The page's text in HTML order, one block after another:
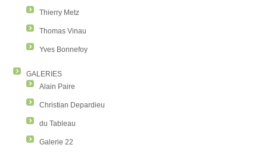
Thierry Metz
Thomas Vinau
Yves Bonnefoy
GALERIES
Alain Paire
Christian Depardieu
du Tableau
Galerie 22